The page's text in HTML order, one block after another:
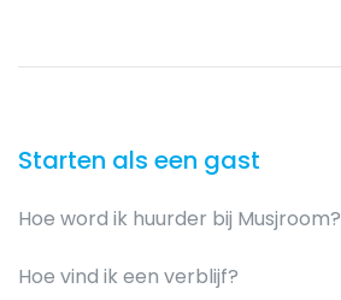
Starten als een gast
Hoe word ik huurder bij Musjroom?
Hoe vind ik een verblijf?